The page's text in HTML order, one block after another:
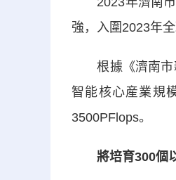
強，入圍2023年
根據《濟南市新
智能核心産業規
3500PFlops。
將培育300個